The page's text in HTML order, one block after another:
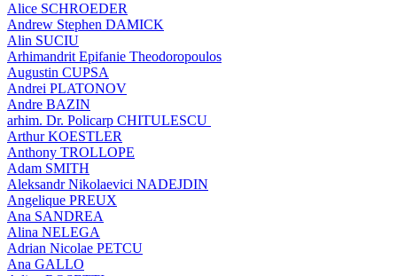
Alice SCHROEDER
Andrew Stephen DAMICK
Alin SUCIU
Arhimandrit Epifanie Theodoropoulos
Augustin CUPSA
Andrei PLATONOV
Andre BAZIN
arhim. Dr. Policarp CHITULESCU
Arthur KOESTLER
Anthony TROLLOPE
Adam SMITH
Aleksandr Nikolaevici NADEJDIN
Angelique PREUX
Ana SANDREA
Alina NELEGA
Adrian Nicolae PETCU
Ana GALLO